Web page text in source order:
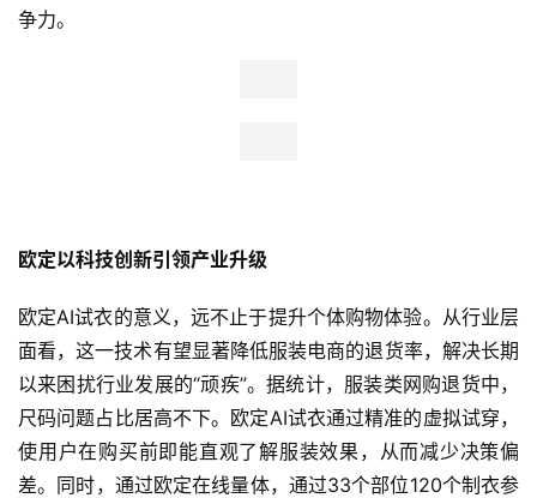
页
新
业
观
察
争力。
欧定以科技创新引领产业升级
欧定AI试衣的意义，远不止于提升个体购物体验。从行业层
面看，这一技术有望显著降低服装电商的退货率，解决长期
以来困扰行业发展的“顽疾”。据统计，服装类网购退货中，
尺码问题占比居高不下。欧定AI试衣通过精准的虚拟试穿，
使用户在购买前即能直观了解服装效果，从而减少决策偏
差。同时，通过欧定在线量体，通过33个部位120个制衣参